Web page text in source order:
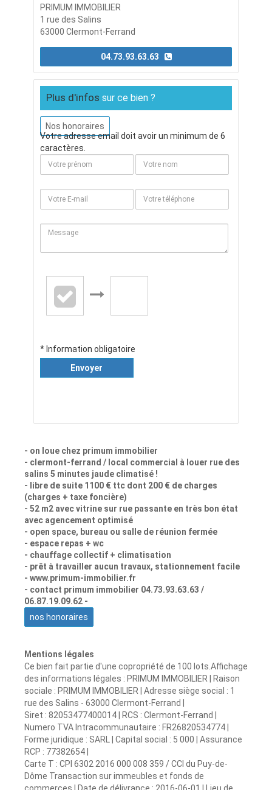
PRIMUM IMMOBILIER
1 rue des Salins
63000 Clermont-Ferrand
Plus d'infos sur ce bien ?
Nos honoraires
Votre adresse email doit avoir un minimum de 6
caractères.
* Information obligatoire
Envoyer
- on loue chez primum immobilier
- clermont-ferrand / local commercial à louer rue des
salins 5 minutes jaude climatisé !
- libre de suite 1100 € ttc dont 200 € de charges
(charges + taxe foncière)
- 52 m2 avec vitrine sur rue passante en très bon état
avec agencement optimisé
- open space, bureau ou salle de réunion fermée
- espace repas + wc
- chauffage collectif + climatisation
- prêt à travailler aucun travaux, stationnement facile
- www.primum-immobilier.fr
- contact primum immobilier 04.73.93.63.63 /
06.87.19.09.62 -
nos honoraires
Mentions légales
Ce bien fait partie d'une copropriété de 100 lots.Affichage
des informations légales : PRIMUM IMMOBILIER | Raison
sociale : PRIMUM IMMOBILIER | Adresse siège social : 1
rue des Salins - 63000 Clermont-Ferrand |
Siret : 82053477400014 | RCS : Clermont-Ferrand |
Numero TVA Intracommunautaire : FR26820534774 |
Forme juridique : SARL | Capital social : 5 000 | Assurance
RCP : 77382654 |
Carte T : CPI 6302 2016 000 008 359 / CCI du Puy-de-
Dôme Transaction sur immeubles et fonds de
commerces | Date de délivrance : 2016-06-01 | Lieu de